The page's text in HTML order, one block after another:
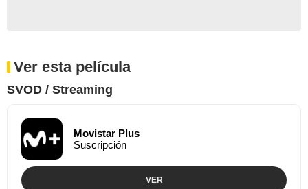
Ver esta película
SVOD / Streaming
Movistar Plus
Suscripción
VER